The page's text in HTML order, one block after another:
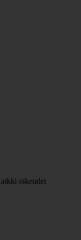
oikeudet